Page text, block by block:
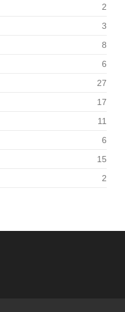
2
3
8
6
27
17
11
6
15
2